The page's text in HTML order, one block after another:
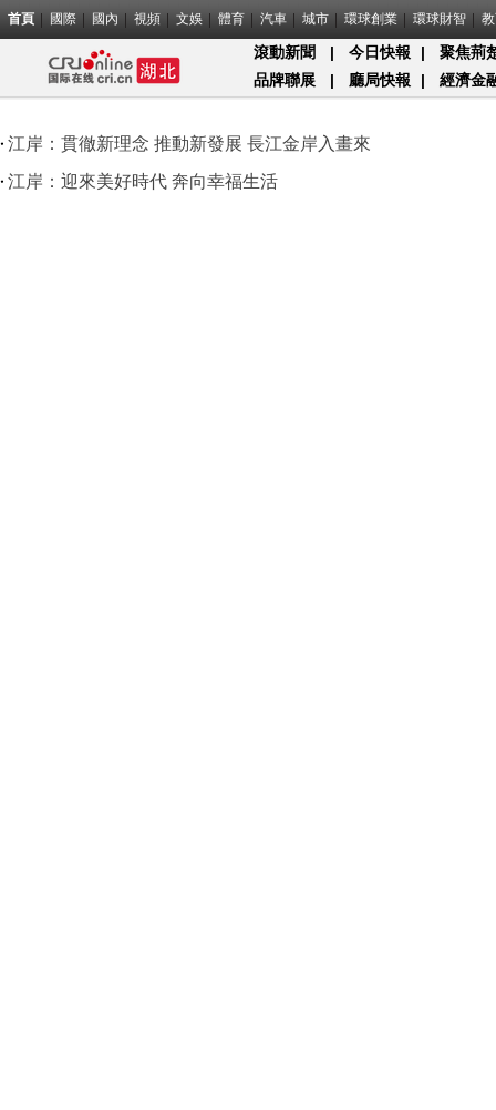
首頁 國際 國內 視頻 文娛 體育 汽車 城市 環球創業 環球財智
滾動新聞 | 今日快報 |
聚焦荊
品牌聯展
| 廳局快報 | 經濟金
江岸：貫徹新理念 推動新發展 長江金岸入畫來
江岸：迎來美好時代 奔向幸福生活